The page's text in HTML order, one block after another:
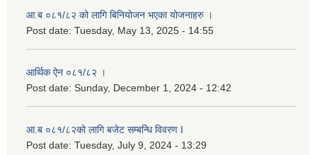
आ.ब ०८१/८२ को लागि बिनियोजन भएका योजनाहरु ।
Post date: Tuesday, May 13, 2025 - 14:55
आर्थिक ऐन ०८१/८२ ।
Post date: Sunday, December 1, 2024 - 12:42
आ.ब ०८१/८२को लागि बजेट सम्बन्धि विवरण I
Post date: Tuesday, July 9, 2024 - 13:29